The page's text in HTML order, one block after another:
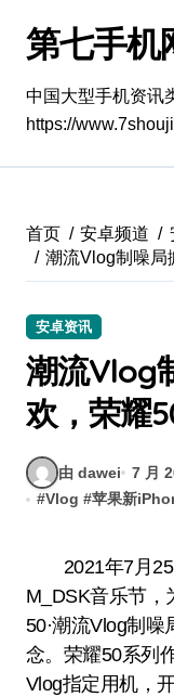
第七手机
中国大型手机资讯
https://
首页 安卓频道
潮流Vlog制噪局
安卓资讯
潮流Vlog
欢，荣耀
由 dawei 7 月
#Vlog #苹果新
2021年7月25日，荣耀50系列空降2021成都
M_DSK音乐节，
50·潮流Vlog制噪
念。荣耀50系列
Vlog指定用机，